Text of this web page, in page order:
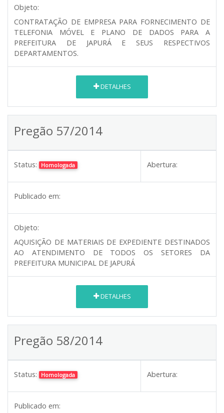
Objeto:
CONTRATAÇÃO DE EMPRESA PARA FORNECIMENTO DE
TELEFONIA MÓVEL E PLANO DE DADOS PARA A
PREFEITURA DE JAPURÁ E SEUS RESPECTIVOS
DEPARTAMENTOS.
DETALHES
Pregão 57/2014
Status: Homologada Abertura:
Publicado em:
Objeto:
AQUISIÇÃO DE MATERIAIS DE EXPEDIENTE DESTINADOS
AO ATENDIMENTO DE TODOS OS SETORES DA
PREFEITURA MUNICIPAL DE JAPURÁ
DETALHES
Pregão 58/2014
Status: Homologada Abertura:
Publicado em: